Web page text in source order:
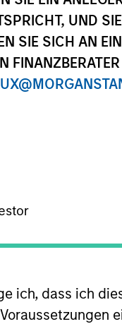
UND
SIE SICH AN
ich, dass ich
is a Managing
Chief Financial